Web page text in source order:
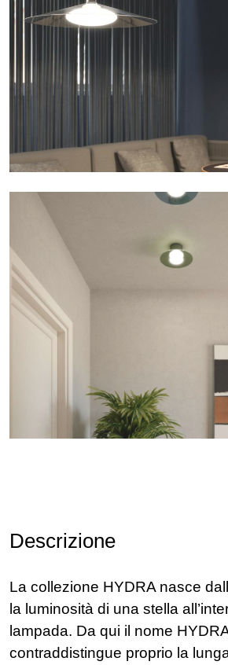
Descrizione
La collezione HYDRA nasce
la luminosità di una stella
lampada. Da qui il nome
contraddistingue proprio la